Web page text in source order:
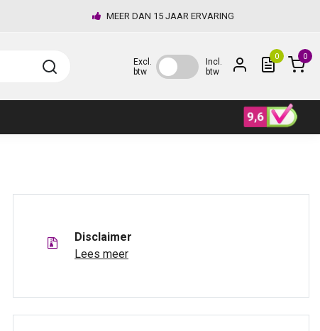
MEER DAN 15 JAAR ERVARING
Excl.
btw
Incl.
btw
0 0
Disclaimer
Lees meer